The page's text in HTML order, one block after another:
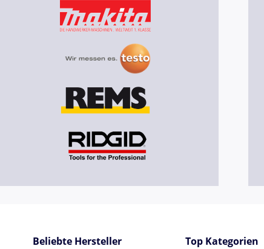
Beliebte Hersteller Top Kategorien